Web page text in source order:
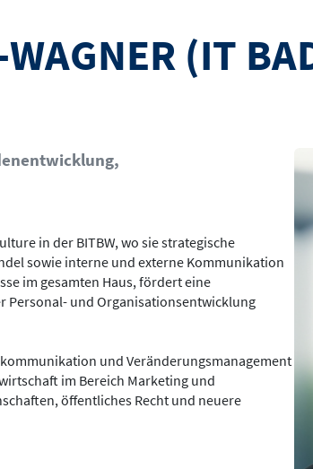
(IT
in der BITBW, wo sie strategische
sowie interne und externe Kommunikation
im gesamten Haus, fördert eine
und Organisationsentwicklung
und Veränderungsmanagement
im Bereich Marketing und
öffentliches Recht und neuere